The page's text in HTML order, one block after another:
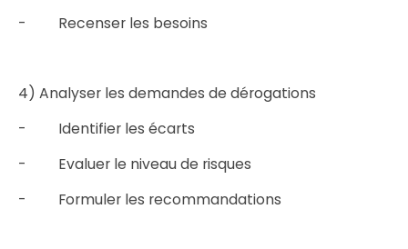
- Recenser les besoins
4) Analyser les demandes de dérogations
- Identifier les écarts
- Evaluer le niveau de risques
- Formuler les recommandations